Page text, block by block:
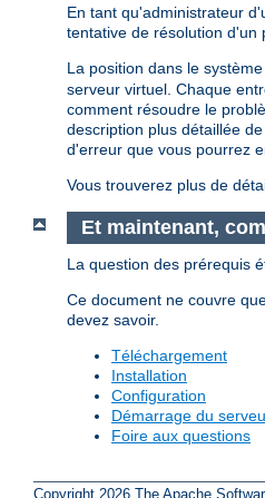
En tant qu'administrateur
tentative de résolution d'un
La position dans le
serveur virtuel. Chaque
comment résoudre le
description plus détaillée
d'erreur que vous pourrez
Vous trouverez plus de
Et maintenant,
La question des prérequis
Ce document ne couvre
devez savoir.
Téléchargement
Installation
Configuration
Démarrage du
Foire aux questions
Copyright 2026 The Apache